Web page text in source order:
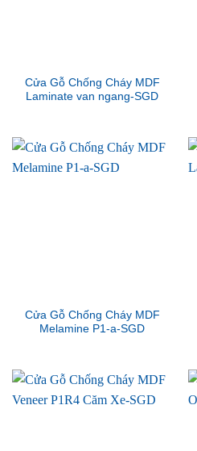
Cửa Gỗ Chống Cháy MDF
Laminate van ngang-SGD
Cửa Gỗ Chống Cháy MDF
Melamine P1-a-SGD